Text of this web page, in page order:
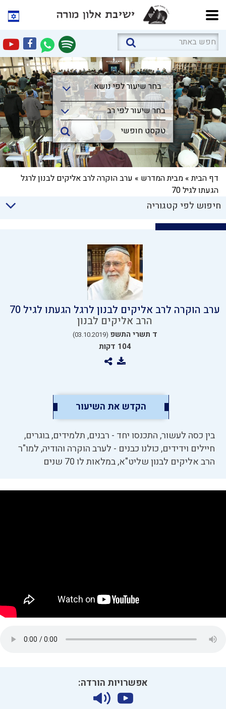
בחר שיעור לפי נושא
בחר שיעור לפי נושא
בחר שיעור לפי רב
דף הבית» מבית המדרש » ערב הוקרה לרב אליקים לבנון לרגל
הגעתו לגיל 70
חיפוש לפי קטגוריה
ערב הוקרה לרב אליקים לבנון לרגל הגעתו לגיל 70
הרב אליקים לבנון
ד תשרי התשפ (03.10.2019)
104 דקות
הקדש את השיעור
בין כסה לעשור, התכנסו יחד - רבנים, תלמידים, בוגרים,
חיילים וידידים, כולנו כבנים - לערב הוקרה והודיה, למו"ר
הרב אליקים לבנון שליט"א, במלאות לו 70 שנים
אפשרויות הורדה: